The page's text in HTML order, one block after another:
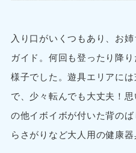
入り口がいくつもあり、お
ガイド。何回も登ったり降
様子でした。遊具エリアに
で、少々転んでも大丈夫！
の他イボイボが付いた背の
らさがりなど大人用の健康器